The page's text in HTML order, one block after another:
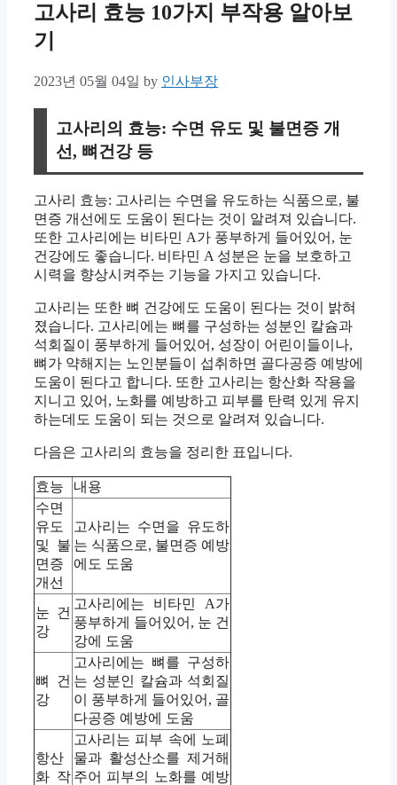
고사리 효능 10가지 부작용 알아보
기
2023년 05월 04일 by 인사부장
고사리의 효능: 수면 유도 및 불면증 개
선, 뼈건강 등
고사리 효능: 고사리는 수면을 유도하는 식품으로, 불
면증 개선에도 도움이 된다는 것이 알려져 있습니다.
또한 고사리에는 비타민 A가 풍부하게 들어있어, 눈
건강에도 좋습니다. 비타민 A 성분은 눈을 보호하고
시력을 향상시켜주는 기능을 가지고 있습니다.
고사리는 또한 뼈 건강에도 도움이 된다는 것이 밝혀
졌습니다. 고사리에는 뼈를 구성하는 성분인 칼슘과
석회질이 풍부하게 들어있어, 성장이 어린이들이나,
뼈가 약해지는 노인분들이 섭취하면 골다공증 예방에
도움이 된다고 합니다. 또한 고사리는 항산화 작용을
지니고 있어, 노화를 예방하고 피부를 탄력 있게 유지
하는데도 도움이 되는 것으로 알려져 있습니다.
다음은 고사리의 효능을 정리한 표입니다.
효능
내용
수면
유도
및 불
면증
개선
고사리는 수면을 유도하
는 식품으로, 불면증 예방
에도 도움
눈 건
강
고사리에는 비타민 A가
풍부하게 들어있어, 눈 건
강에 도움
뼈 건
강
고사리에는 뼈를 구성하
는 성분인 칼슘과 석회질
이 풍부하게 들어있어, 골
다공증 예방에 도움
항산
화 작
고사리는 피부 속에 노폐
물과 활성산소를 제거해
주어 피부의 노화를 예방